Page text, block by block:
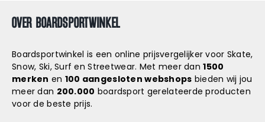
OVER BOARDSPORTWINKEL
Boardsportwinkel is een online prijsvergelijker voor Skate,
Snow, Ski, Surf en Streetwear. Met meer dan1500
merken en 100 aangesloten webshops bieden wij jou
meer dan 200.000 boardsport gerelateerde producten
voor de beste prijs.